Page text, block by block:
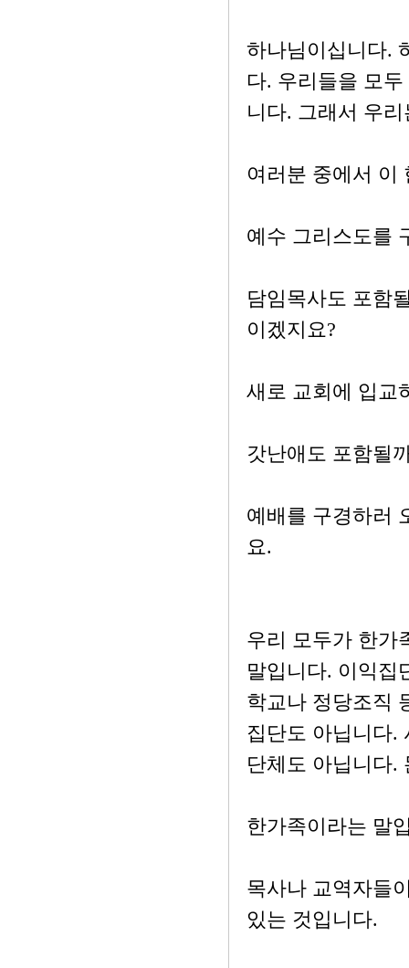
하나님이십니다.
다. 우리들을 모
니다. 그래서 우
여러분 중에서 이
예수 그리스도를
담임목사도 포함
이겠지요?
새로 교회에 입교
갓난애도 포함될
예배를 구경하러
요.
우리 모두가 한가
말입니다. 이익집
학교나 정당조직
집단도 아닙니다.
단체도 아닙니다.
한가족이라는 말
목사나 교역자들
있는 것입니다.